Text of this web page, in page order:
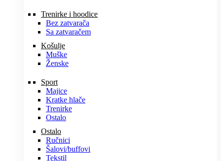
Trenirke i hoodice
Bez zatvarača
Sa zatvaračem
Košulje
Muške
Ženske
Sport
Majice
Kratke hlače
Trenirke
Ostalo
Ostalo
Ručnici
Šalovi/buffovi
Tekstil